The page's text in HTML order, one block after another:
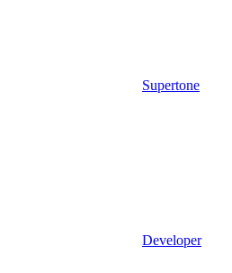
Supertone
Developer